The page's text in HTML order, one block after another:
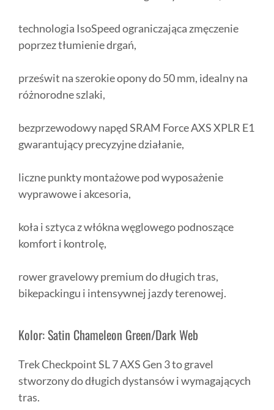
technologia IsoSpeed ograniczająca zmęczenie
poprzez tłumienie drgań,
prześwit na szerokie opony do 50 mm, idealny na
różnorodne szlaki,
bezprzewodowy napęd SRAM Force AXS XPLR E1
gwarantujący precyzyjne działanie,
liczne punkty montażowe pod wyposażenie
wyprawowe i akcesoria,
koła i sztyca z włókna węglowego podnoszące
komfort i kontrolę,
rower gravelowy premium do długich tras,
bikepackingu i intensywnej jazdy terenowej.
Kolor: Satin Chameleon Green/Dark Web
Trek Checkpoint SL 7 AXS Gen 3 to gravel
stworzony do długich dystansów i wymagających
tras.